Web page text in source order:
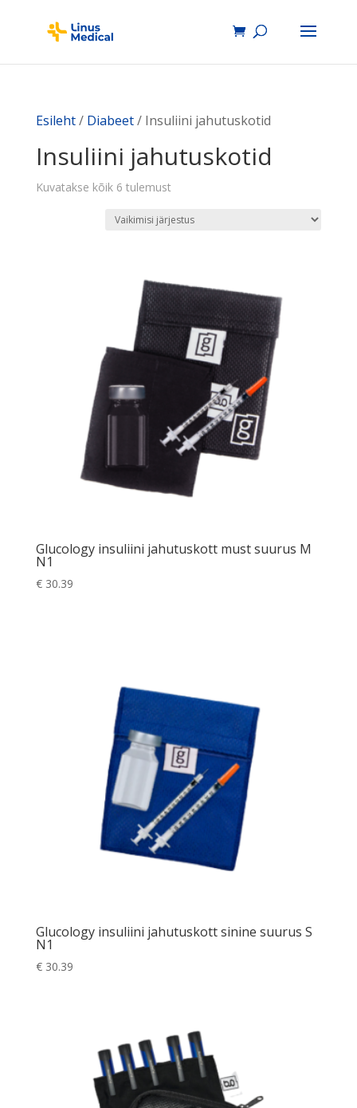
Esileht/ Diabeet/ Insuliini jahutuskotid
Insuliini jahutuskotid
Kuvatakse kõik 6 tulemust
Glucology insuliini jahutuskott must suurus M
N1
€30.39
Glucology insuliini jahutuskott sinine suurus S
N1
€30.39